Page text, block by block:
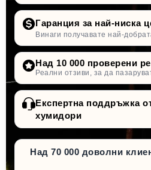
Гаранция за най-ниска
Винаги получавате най-
Над 10 000 проверени
Реални отзиви, за да
Експертна поддръжка
хумидори
Над 70 000 доволни